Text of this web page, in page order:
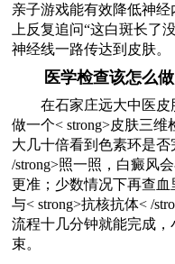
亲子游戏能有效降低神
上反复追问“这白斑长了
神经线一路传达到皮肤。
医学检查该怎么做
在石家庄远大中医
做一个< strong>皮肤三维
大几十倍看到色素环是否
/strong>照一照，白癜风
更准；少数情况下再查血
与< strong>抗核抗体< /
流程十几分钟就能完成
束。